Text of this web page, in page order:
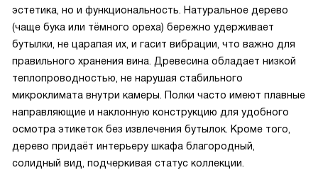
эстетика, но и функциональность. Натуральное дерево
(чаще бука или тёмного ореха) бережно удерживает
бутылки, не царапая их, и гасит вибрации, что важно для
правильного хранения вина. Древесина обладает низкой
теплопроводностью, не нарушая стабильного
микроклимата внутри камеры. Полки часто имеют плавные
направляющие и наклонную конструкцию для удобного
осмотра этикеток без извлечения бутылок. Кроме того,
дерево придаёт интерьеру шкафа благородный,
солидный вид, подчеркивая статус коллекции.